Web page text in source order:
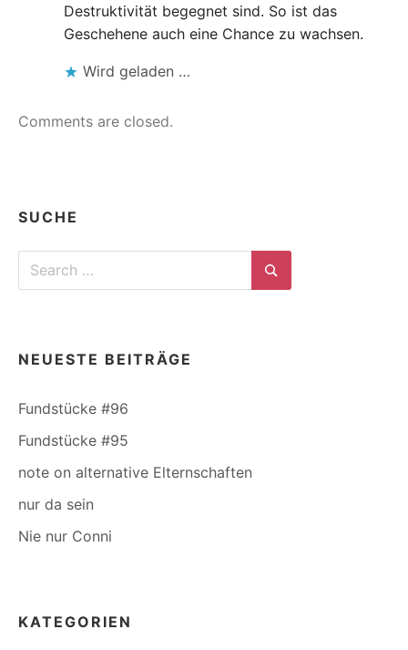
Destruktivität begegnet sind. So ist das
Geschehene auch eine Chance zu wachsen.
Wird geladen …
Comments are closed.
SUCHE
Search
Search
NEUESTE BEITRÄGE
Fundstücke #96
Fundstücke #95
note on alternative Elternschaften
nur da sein
Nie nur Conni
KATEGORIEN